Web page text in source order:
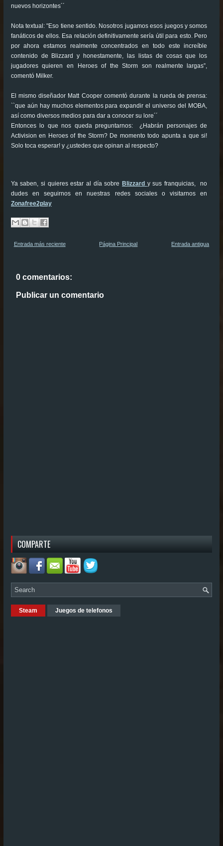
nuevos horizontes´´
Nota textual: "Eso tiene sentido. Nosotros jugamos esos juegos y somos
fanáticos de ellos. Esa relación definitivamente sería útil para esto. Pero
por ahora estamos realmente concentrados en todo este increíble
contenido de Blizzard y honestamente, las listas de cosas que los
jugadores quieren en Heroes of the Storm son realmente largas”,
comentó Milker.
El mismo diseñador Matt Cooper comentó durante la rueda de prensa:
``que aún hay muchos elementos para expandir el universo del MOBA,
así como diversos medios para dar a conocer su lore´´
Entonces lo que nos queda preguntarnos: ¿Habrán personajes de
Activision en Heroes of the Storm? De momento todo apunta a que si!
Solo toca esperar! y ¿ustedes que opinan al respecto?
Ya saben, si quieres estar al día sobre Blizzard y sus franquicias, no
dudes en seguirnos en nuestras redes sociales o visitarnos en
Zonafree2play
Entrada más reciente Entrada antigua
Página Principal
0 comentarios:
Publicar un comentario
COMPARTE
Steam Juegos de telefonos